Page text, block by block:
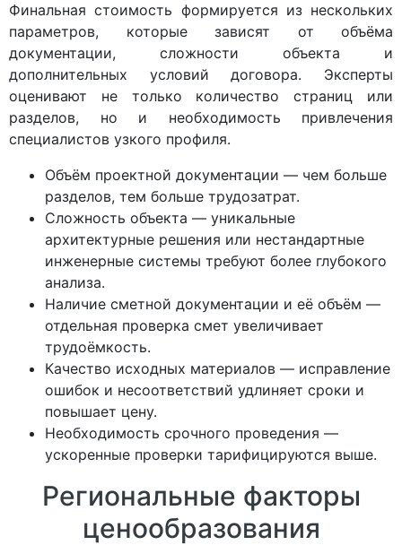
Финальная стоимость формируется из нескольких
параметров, которые зависят от объёма
документации, сложности объекта и
дополнительных условий договора. Эксперты
оценивают не только количество страниц или
разделов, но и необходимость привлечения
специалистов узкого профиля.
Объём проектной документации — чем больше
разделов, тем больше трудозатрат.
Сложность объекта — уникальные
архитектурные решения или нестандартные
инженерные системы требуют более глубокого
анализа.
Наличие сметной документации и её объём —
отдельная проверка смет увеличивает
трудоёмкость.
Качество исходных материалов — исправление
ошибок и несоответствий удлиняет сроки и
повышает цену.
Необходимость срочного проведения —
ускоренные проверки тарифицируются выше.
Региональные факторы
ценообразования